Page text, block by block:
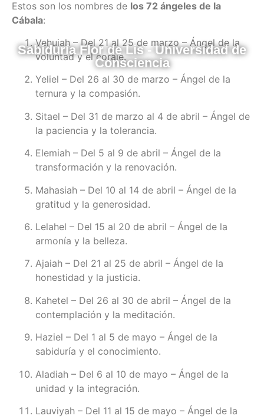
Sabiduría Flor de Lis - Universidad de
Consciencia
Estos son los nombres de los 72 ángeles de la
Cábala:
Vehuiah – Del 21 al 25 de marzo – Ángel de la
voluntad y el coraje.
Yeliel – Del 26 al 30 de marzo – Ángel de la
ternura y la compasión.
Sitael – Del 31 de marzo al 4 de abril – Ángel de
la paciencia y la tolerancia.
Elemiah – Del 5 al 9 de abril – Ángel de la
transformación y la renovación.
Mahasiah – Del 10 al 14 de abril – Ángel de la
gratitud y la generosidad.
Lelahel – Del 15 al 20 de abril – Ángel de la
armonía y la belleza.
Ajaiah – Del 21 al 25 de abril – Ángel de la
honestidad y la justicia.
Kahetel – Del 26 al 30 de abril – Ángel de la
contemplación y la meditación.
Haziel – Del 1 al 5 de mayo – Ángel de la
sabiduría y el conocimiento.
Aladiah – Del 6 al 10 de mayo – Ángel de la
unidad y la integración.
Lauviyah – Del 11 al 15 de mayo – Ángel de la